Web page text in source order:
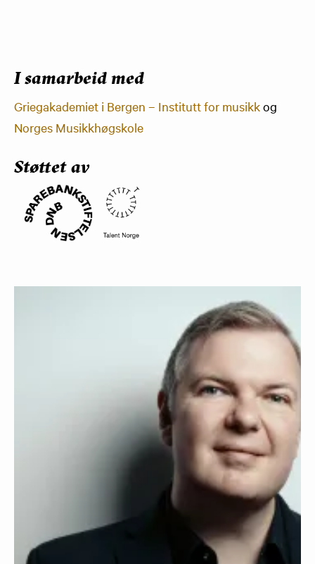
I samarbeid med
Griegakademiet i Bergen – Institutt for musikkog
Norges Musikkhøgskole
Støttet av